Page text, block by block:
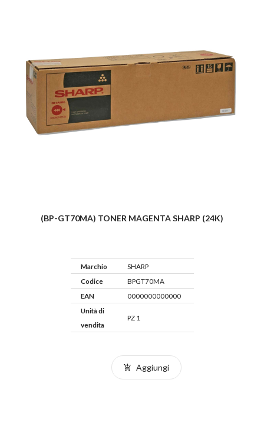
(BP-GT70MA) TONER MAGENTA SHARP (24K)
Marchio
SHARP
Codice
BPGT70MA
EAN
0000000000000
Unità di
vendita
PZ 1
Aggiungi